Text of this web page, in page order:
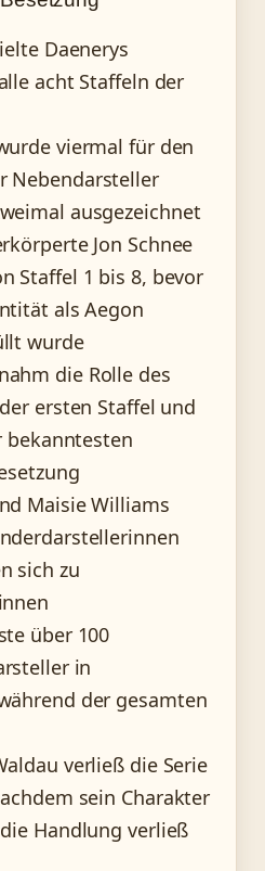
Daenerys
acht Staffeln der
viermal für den
Nebendarsteller
ausgezeichnet
Jon Schnee
Staffel 1 bis 8, bevor
als Aegon
wurde
die Rolle des
ersten Staffel und
bekanntesten
Maisie Williams
sich zu
über 100
in
der gesamten
verließ die Serie
sein Charakter
Handlung verließ